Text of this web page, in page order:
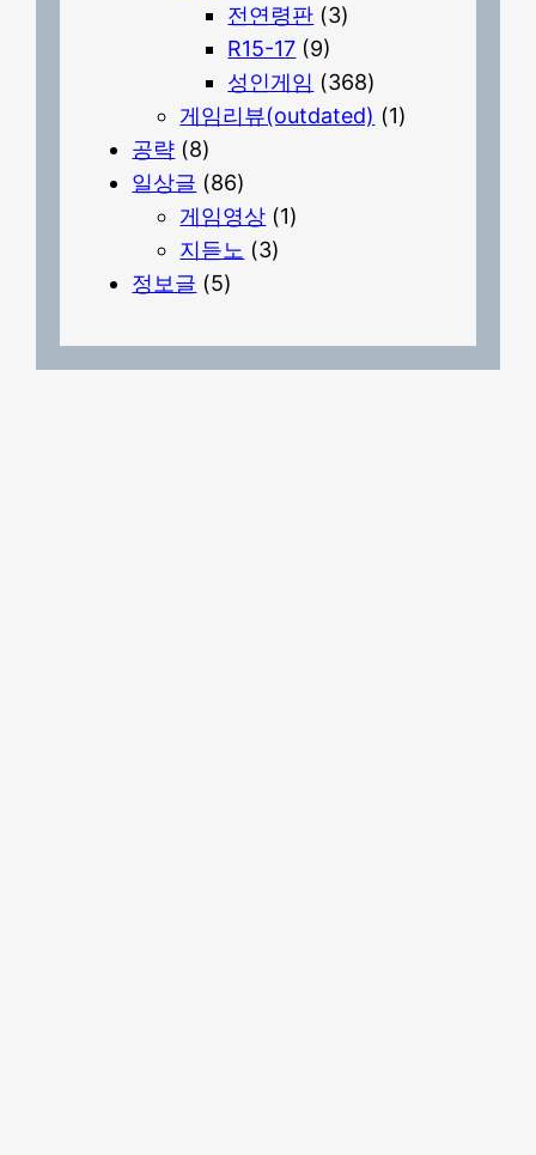
전연령판 (3)
R15-17 (9)
성인게임 (368)
게임리뷰(outdated) (1)
공략 (8)
일상글 (86)
게임영상 (1)
지듣노 (3)
정보글 (5)